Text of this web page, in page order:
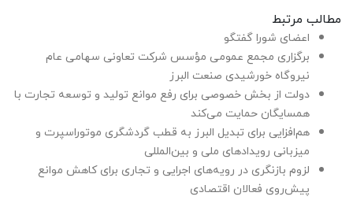
مطالب مرتبط
اعضای شورا گفتگو
برگزاری مجمع عمومی مؤسس شرکت تعاونی سهامی عام
نیروگاه خورشیدی صنعت البرز
دولت از بخش خصوصی برای رفع موانع تولید و توسعه تجارت با
همسایگان حمایت می‌کند
هم‌افزایی برای تبدیل البرز به قطب گردشگری موتوراسپرت و
میزبانی رویدادهای ملی و بین‌المللی
لزوم بازنگری در رویه‌های اجرایی و تجاری برای کاهش موانع
پیش‌روی فعالان اقتصادی